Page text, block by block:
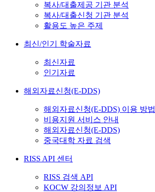
복사/대출제공 기관 분석
복사/대출신청 기관 분석
활용도 높은 주제
최신/인기 학술자료
최신자료
인기자료
해외자료신청(E-DDS)
해외자료신청(E-DDS) 이용 방법
비용지원 서비스 안내
해외자료신청(E-DDS)
중국대학 자료 검색
RISS API 센터
RISS 검색 API
KOCW 강의정보 API